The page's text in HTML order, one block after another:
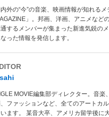
外の“今”の音楽、映画情報が知れる
」。邦画、洋画、アニメなど
するメンバーが集まった新進気鋭の
った情報を発信します。
MOVIE編集部ディレクター。音楽
ファッションなど、全てのアートカ
ます。 某音大卒、アメリカ留学後に